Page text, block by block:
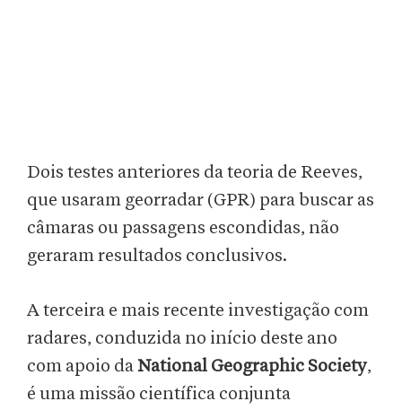
Dois testes anteriores da teoria de Reeves,
que usaram georradar (GPR) para buscar as
câmaras ou passagens escondidas, não
geraram resultados conclusivos.
A terceira e mais recente investigação com
radares, conduzida no início deste ano
com apoio da National Geographic Society,
é uma missão científica conjunta